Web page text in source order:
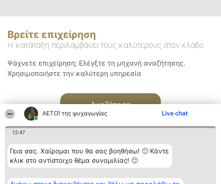
ΑΕΤΟΊ της ψυχαγωγίας Live chat
12:47
Γεια σας. Χαίρομαι που θα σας βοηθήσω! 🙂 Κάντε
κλικ στο αντίστοιχο θέμα συνομιλίας! 🙂
Βρείτε επιχείρηση
Η κατάταξη περιλαμβάνει τους καλύτερους στον κλάδο
Ψάχνετε επιχείρηση; Ελέγξτε τη μηχανή αναζήτησης.
Χρησιμοποιήστε την καλύτερη υπηρεσία
Αναζήτηση
Διοργανωτής της
Κατάταξη Επικοινωνία